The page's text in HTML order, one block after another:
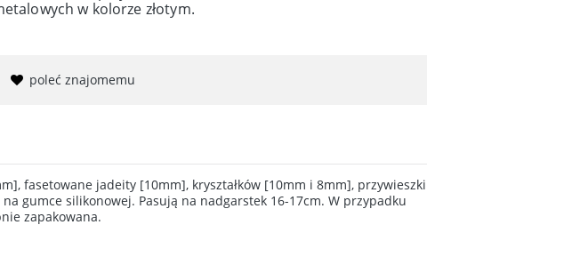
w kolorze złotym.
poleć znajomemu
fasetowane jadeity [10mm], kryształków [10mm i 8mm], przywieszki
gumce silikonowej. Pasują na nadgarstek 16-17cm. W przypadku
zapakowana.